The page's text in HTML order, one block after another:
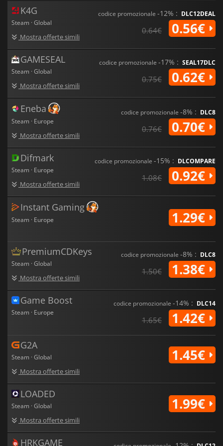
K4G
Steam · Global
Mostra offerte simili
codice promozionale -12% : DLC12DEAL
0.64€ 0.56€
GAMESEAL
Steam · Global
Mostra offerte simili
codice promozionale -17% : SEAL17DLC
0.75€ 0.62€
Eneba
Steam · Europe
Mostra offerte simili
codice promozionale -8% : DLC8
0.76€ 0.70€
Difmark
Steam · Europe
Mostra offerte simili
codice promozionale -15% : DLCOMPARE
1.08€ 0.92€
Instant Gaming
Steam · Europe 1.29€
PremiumCDKeys
Steam · Global
Mostra offerte simili
codice promozionale -8% : DLC8
1.50€ 1.38€
Game Boost
Steam · Europe
codice promozionale -14% : DLC14
1.65€ 1.42€
G2A
Steam · Global
Mostra offerte simili
1.45€
LOADED
Steam · Global
Mostra offerte simili
1.99€
HRKGAME